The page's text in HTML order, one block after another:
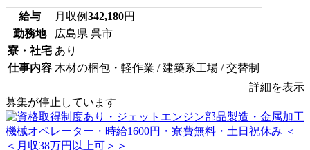
給与 月収例342,180円
勤務地
広島県 呉市
寮・社宅 あり
仕事内容 木材の梱包・軽作業 / 建築系工場 / 交替制
詳細を表示
募集が停止しています